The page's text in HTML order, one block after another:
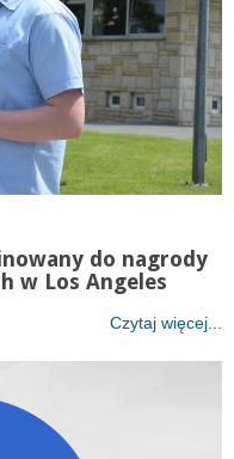
do nagrody
w Los Angeles
Czytaj więcej...